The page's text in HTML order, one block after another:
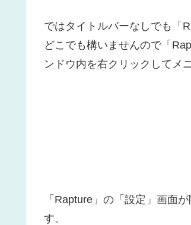
ではタイトルバーなしでも「
どこでも構いませんので「
ンドウ内を右クリックしてメ
「Rapture」の「設定」画面
す。